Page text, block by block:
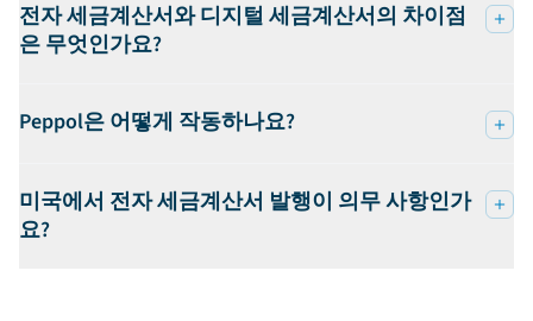
전자 세금계산서와 디지털 세금계산서의 차이점
은 무엇인가요?
Peppol은 어떻게 작동하나요?
미국에서 전자 세금계산서 발행이 의무 사항인가
요?